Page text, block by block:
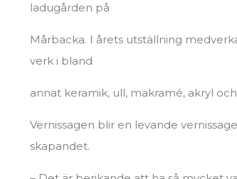
ladugården på
Mårbacka. I årets utställning
verk i bland
annat keramik, ull, makramé, akryl
Vernissagen blir en levande
skapandet.